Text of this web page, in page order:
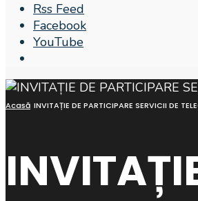
Rss Feed
Facebook
YouTube
Search
Window
Acasă INVITAȚIE DE PARTICIPARE SERVICII DE